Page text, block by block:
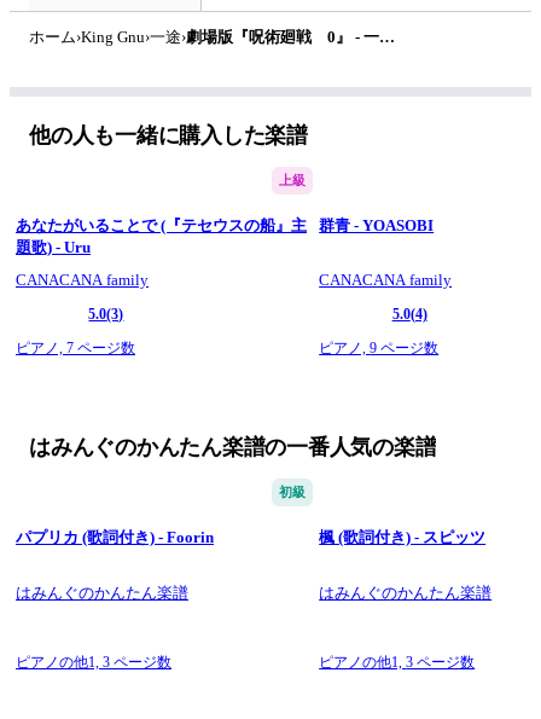
ホーム›King Gnu›一途› 劇場版『呪術廻戦 0』 - 一途 (初心者向き) by はみんぐのかんたん楽譜
他の人も一緒に購入した楽譜
上級
あなたがいることで (『テセウスの船』主
題歌) - Uru
CANACANA family
5.0(3)
ピアノ, 7 ページ数
群青 - YOASOBI
CANACANA family
5.0(4)
ピアノ,9 ページ数
はみんぐのかんたん楽譜の一番人気の楽譜
初級
パプリカ (歌詞付き) - Foorin
はみんぐのかんたん楽譜
ピアノの他1, 3 ページ数
楓 (歌詞付き) - スピッツ
はみんぐのかんたん楽譜
ピアノの他1,3 ページ数